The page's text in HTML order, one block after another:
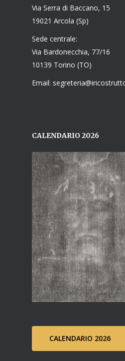
Via Serra di Baccano, 15
19021 Arcola (Sp)
Sede centrale:
Via Bardonecchia, 77/16
10139 Torino (TO)
Email:
CALENDARIO 2026
CALENDARIO 2026